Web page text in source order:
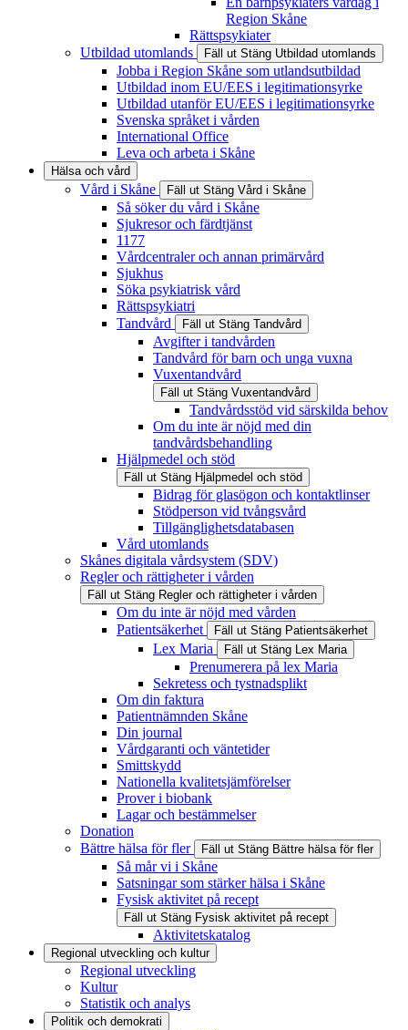
Region Skåne
Rättspsykiater
Utbildad utomlands
Fäll ut Stäng Utbildad utomlands
Jobba i Region Skåne som utlandsutbildad
Utbildad inom EU/EES i legitimationsyrke
Utbildad utanför EU/EES i legitimationsyrke
Svenska språket i vården
International Office
Leva och arbeta i Skåne
Hälsa och vård
Vård i Skåne Fäll ut Stäng Vård i Skåne
Så söker du vård i Skåne
Sjukresor och färdtjänst
1177
Vårdcentraler och annan primärvård
Sjukhus
Söka psykiatrisk vård
Rättspsykiatri
Tandvård
Fäll ut Stäng Tandvård
Avgifter i tandvården
Tandvård för barn och unga vuxna
Vuxentandvård
Fäll ut Stäng Vuxentandvård
Tandvårdsstöd vid särskilda behov
Om du inte är nöjd med din
tandvårdsbehandling
Hjälpmedel och stöd
Fäll ut Stäng Hjälpmedel och stöd
Bidrag för glasögon och kontaktlinser
Stödperson vid tvångsvård
Tillgänglighetsdatabasen
Vård utomlands
Skånes digitala vårdsystem (SDV)
Regler och rättigheter i vården
Fäll ut Stäng Regler och rättigheter i vården
Om du inte är nöjd med vården
Patientsäkerhet
Fäll ut Stäng Patientsäkerhet
Lex Maria Fäll ut Stäng Lex Maria
Prenumerera på lex Maria
Sekretess och tystnadsplikt
Om din faktura
Patientnämnden Skåne
Din journal
Vårdgaranti och väntetider
Smittskydd
Nationella kvalitetsjämförelser
Prover i biobank
Lagar och bestämmelser
Donation
Bättre hälsa för fler
Fäll ut Stäng Bättre hälsa för fler
Så mår vi i Skåne
Satsningar som stärker hälsa i Skåne
Fysisk aktivitet på recept
Fäll ut Stäng Fysisk aktivitet på recept
Aktivitetskatalog
Regional utveckling och kultur
Regional utveckling
Kultur
Statistik och analys
Politik och demokrati